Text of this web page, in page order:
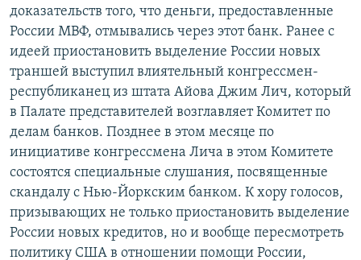
доказательств того, что деньги, предоставленные
России МВФ, отмывались через этот банк. Ранее с
идеей приостановить выделение России новых
траншей выступил влиятельный конгрессмен-
республиканец из штата Айова Джим Лич, который
в Палате представителей возглавляет Комитет по
делам банков. Позднее в этом месяце по
инициативе конгрессмена Лича в этом Комитете
состоятся специальные слушания, посвященные
скандалу с Нью-Йоркским банком. К хору голосов,
призывающих не только приостановить выделение
России новых кредитов, но и вообще пересмотреть
политику США в отношении помощи России,